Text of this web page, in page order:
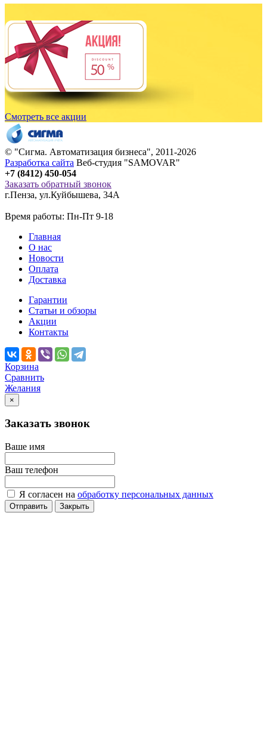
Смотреть все акции
© "Сигма. Автоматизация бизнеса", 2011-2026
Разработка сайта Веб-студия "SAMOVAR"
+7 (8412) 450-054
Заказать обратный звонок
г.Пенза, ул.Куйбышева, 34А
Время работы: Пн-Пт 9-18
Главная
О нас
Новости
Оплата
Доставка
Гарантии
Статьи и обзоры
Акции
Контакты
Корзина
Сравнить
Желания
×
Заказать звонок
Ваше имя
Ваш телефон
Я согласен на обработку персональных данных
Отправить Закрыть